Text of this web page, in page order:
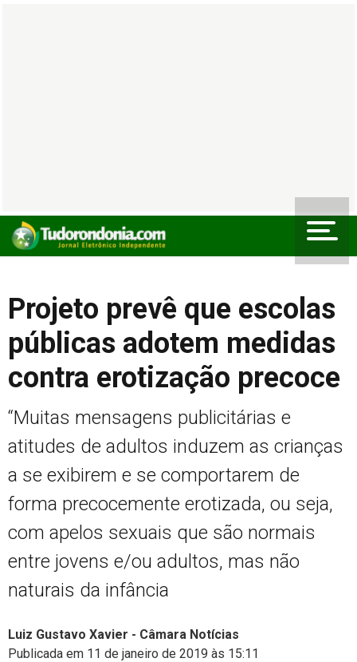
Projeto prevê que escolas
públicas adotem medidas
contra erotização precoce
“Muitas mensagens publicitárias e
atitudes de adultos induzem as crianças
a se exibirem e se comportarem de
forma precocemente erotizada, ou seja,
com apelos sexuais que são normais
entre jovens e/ou adultos, mas não
naturais da infância
Luiz Gustavo Xavier - Câmara Notícias
Publicada em 11 de janeiro de 2019 às 15:11